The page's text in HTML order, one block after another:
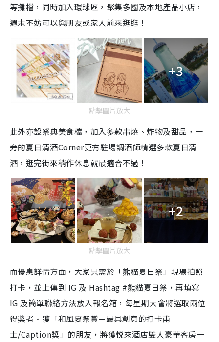
等攤檔，同時加入環球區，聚集多國及本地產品小店，
週末不妨可以與朋友或家人前來逛逛！
+3
點擊圖片放大
此外亦設祭典美食檔，加入多款串燒、炸物及甜品，一
旁的夏日清酒Corner更有駐場調酒師精選多款夏日清
酒，逛完街來稍作休息就最適合不過！
+2
點擊圖片放大
而優惠詳情方面，大家只需於「熊貓夏日祭」現場拍照
打卡，並上傳到 IG 及 Hashtag #熊貓夏日祭，再填寫
IG 及簡單聯絡方法放入報名箱，每星期大會將選取兩位
得獎者。獲「和風夏祭賞—最具創意的打卡甫
士/Caption獎」的朋友，將獲悦來酒店雙人豪華客房一